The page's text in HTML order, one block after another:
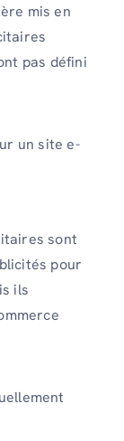
mis en
pas défini
un site e-
sont
pour
ils